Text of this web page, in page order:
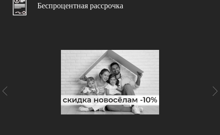
Беспроцентная рассрочка
Консультация специалиста
Чистота и порядок
С учетом особенностей помещения
Гарантируем чистоту